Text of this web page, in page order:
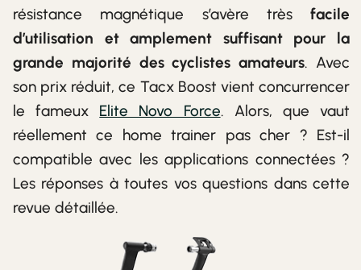
résistance magnétique s’avère trèsfacile
d’utilisation et amplement suffisant pour la
grande majorité des cyclistes amateurs. Avec
son prix réduit, ce Tacx Boost vient concurrencer
le fameux Elite Novo Force. Alors, que vaut
réellement ce home trainer pas cher ? Est-il
compatible avec les applications connectées ?
Les réponses à toutes vos questions dans cette
revue détaillée.